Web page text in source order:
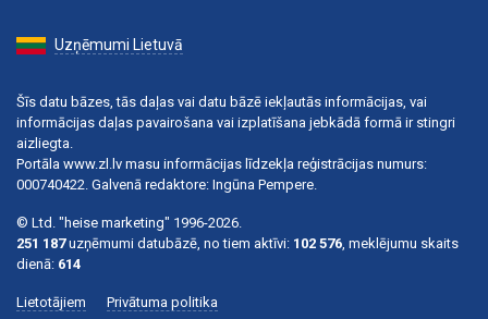
Uzņēmumi Lietuvā
Šīs datu bāzes, tās daļas vai datu bāzē iekļautās informācijas, vai
informācijas daļas pavairošana vai izplatīšana jebkādā formā ir stingri
aizliegta.
Portāla www.zl.lv masu informācijas līdzekļa reģistrācijas numurs:
000740422. Galvenā redaktore: Ingūna Pempere.
© Ltd. "heise marketing" 1996-2026.
251 187uzņēmumi datubāzē, no tiem aktīvi: 102 576, meklējumu skaits
dienā: 614
Lietotājiem Privātuma politika